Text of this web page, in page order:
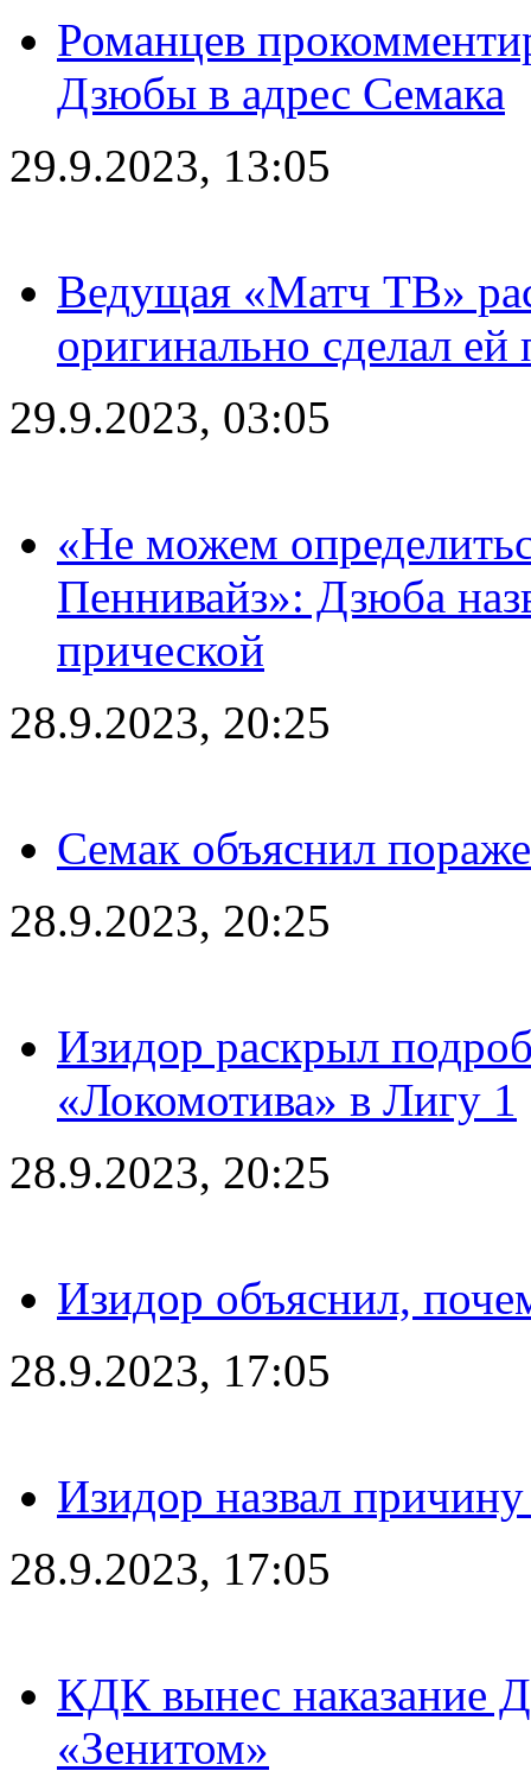
Романцев
Дзюбы в адрес Семака
29.9.2023, 13:05
Ведущая «Матч ТВ»
оригинально сделал ей
29.9.2023, 03:05
«Не можем
Пеннивайз»: Дзюба
прической
28.9.2023, 20:25
Семак объяснил
28.9.2023, 20:25
Изидор раскрыл
«Локомотива» в Лигу 1
28.9.2023, 20:25
Изидор объяснил,
28.9.2023, 17:05
Изидор назвал
28.9.2023, 17:05
КДК вынес наказание
«Зенитом»